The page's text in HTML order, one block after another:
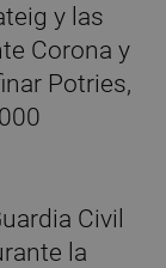
y las
Corona y
Potries,
Civil
la